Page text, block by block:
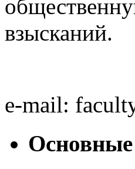
взысканий.
e-mail:
Основные